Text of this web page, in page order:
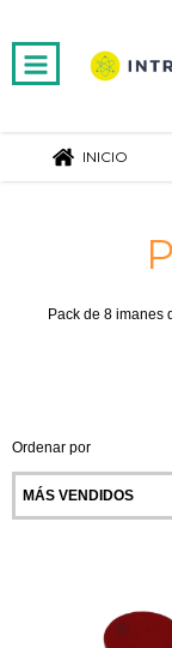
INICIO
Pack de 8 imanes
Ordenar por